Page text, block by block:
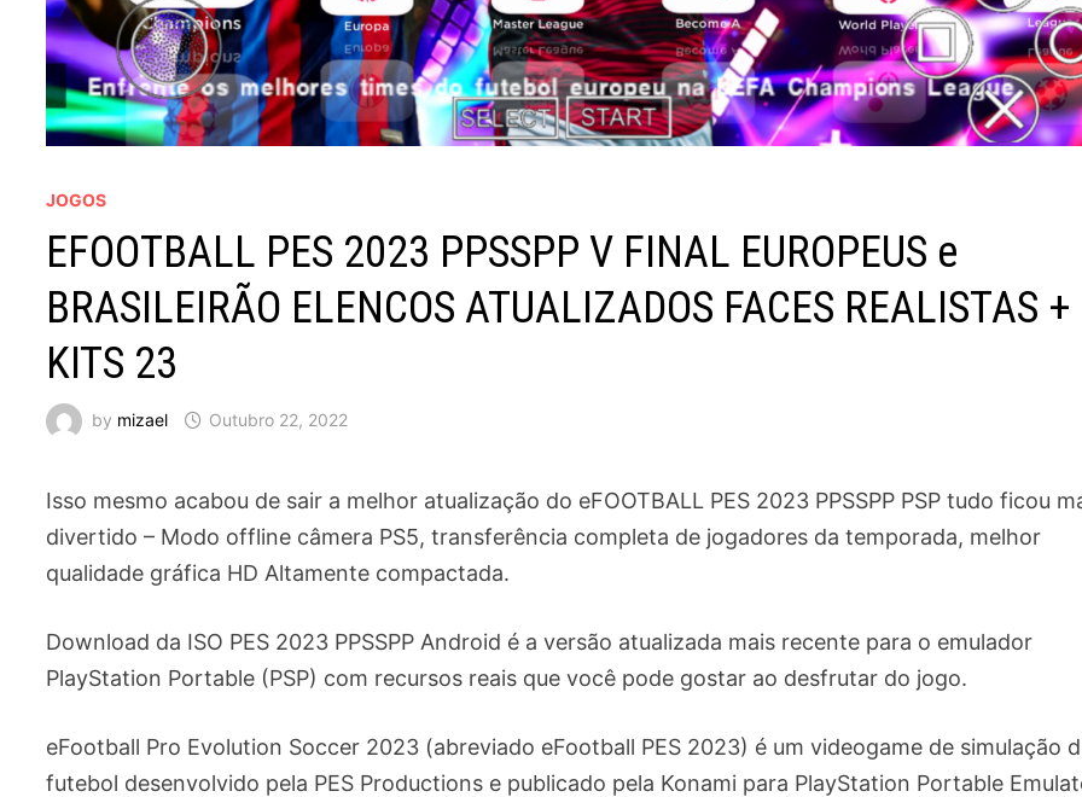
JOGOS
EFOOTBALL PES 2023 PPSSPP V FINAL EUROPEUS e
BRASILEIRÃO ELENCOS ATUALIZADOS FACES REALISTAS +
KITS 23
by mizael Outubro 22, 2022
Isso mesmo acabou de sair a melhor atualização do eFOOTBALL PES 2023 PPSSPP PSP tudo ficou
divertido – Modo offline câmera PS5, transferência completa de jogadores da temporada, melhor
qualidade gráfica HD Altamente compactada.
Download da ISO PES 2023 PPSSPP Android é a versão atualizada mais recente para o emulador
PlayStation Portable (PSP) com recursos reais que você pode gostar ao desfrutar do jogo.
eFootball Pro Evolution Soccer 2023 (abreviado eFootball PES 2023) é um videogame de simulação
futebol desenvolvido pela PES Productions e publicado pela Konami para PlayStation Portable